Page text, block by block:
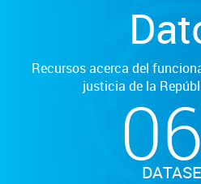
Recursos acerca del
justicia de la